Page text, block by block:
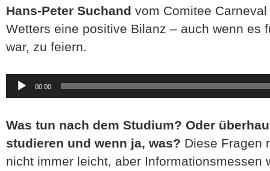
Hans-Peter Suchand vom Comitee
Wetters eine positive Bilanz – auch wenn es
war, zu feiern.
Audio-
Player
00:00
Was tun nach dem Studium? Oder
studieren und wenn ja, was? Diese Fragen
nicht immer leicht, aber Informationsmessen